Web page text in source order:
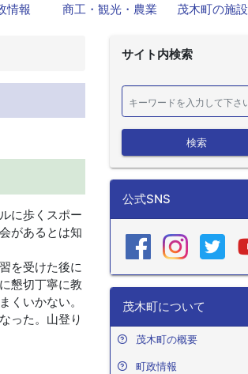
情報 商工・観光・農業 茂木町の施設
に歩くスポー
があるとは知
を受けた後に
懇切丁寧に教
くいかない。
った。山登り
サイト内検索
検索
公式SNS
茂木町について
茂木町の概要
町政情報